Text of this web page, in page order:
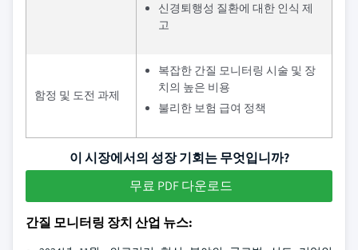
신경퇴행성 질환에 대한 인식 제
고
함정 및 도전 과제
복잡한 간질 모니터링 시술 및 장
치의 높은 비용
불리한 보험 급여 정책
이 시장에서의 성장 기회는 무엇입니까?
무료 PDF 다운로드
간질 모니터링 장치 산업 뉴스: